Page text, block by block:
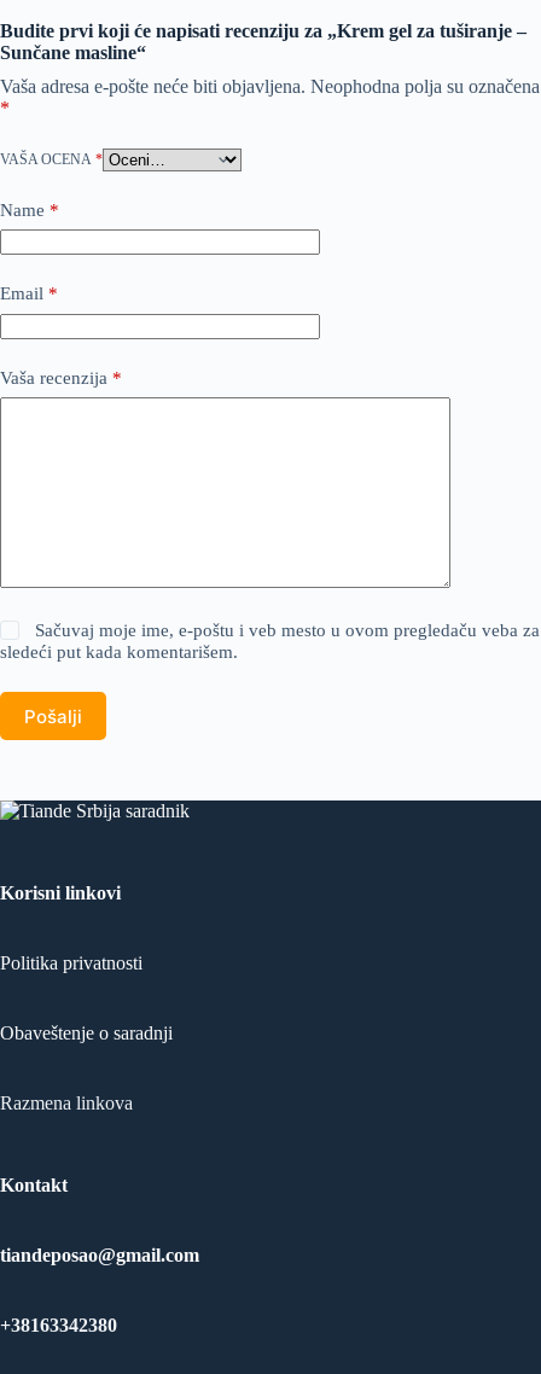
Budite prvi koji će napisati recenziju za „Krem gel za tuširanje –
Sunčane masline“
Vaša adresa e-pošte neće biti objavljena. Neophodna polja su označena
*
VAŠA OCENA *
Name *
Email *
Vaša recenzija *
Sačuvaj moje ime, e-poštu i veb mesto u ovom pregledaču veba za
sledeći put kada komentarišem.
Pošalji
Korisni linkovi
Politika privatnosti
Obaveštenje o saradnji
Razmena linkova
Kontakt
tiandeposao@gmail.com
+38163342380